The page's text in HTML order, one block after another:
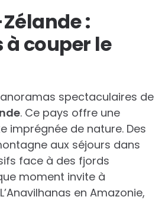
:
couper le
spectaculaires de
. Ce pays offre une
imprégnée de nature. Des
aux séjours dans
face à des fjords
moment invite à
en Amazonie,